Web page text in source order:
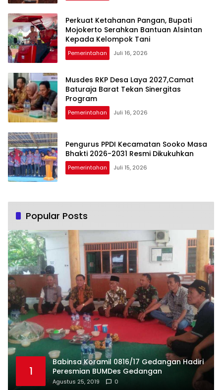
Perkuat Ketahanan Pangan, Bupati
Mojokerto Serahkan Bantuan Alsintan
Kepada Kelompok Tani
Pemerintahan Juli 16, 2026
Musdes RKP Desa Laya 2027,Camat
Baturaja Barat Tekan Sinergitas
Program
Pemerintahan Juli 16, 2026
Pengurus PPDI Kecamatan Sooko Masa
Bhakti 2026-2031 Resmi Dikukuhkan
Pemerintahan Juli 15, 2026
Popular Posts
1
Babinsa Koramil 0816/17 Gedangan Hadiri
Peresmian BUMDes Gedangan
Agustus 25, 2019 0